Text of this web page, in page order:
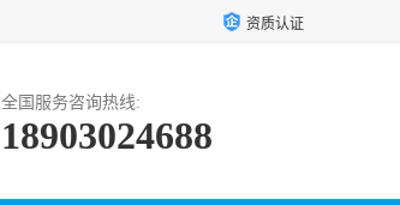
资质认证
全国服务咨询热线:
18903024688